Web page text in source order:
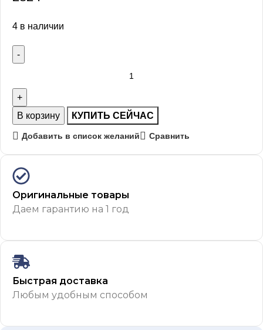
4 в наличии
В корзину КУПИТЬ СЕЙЧАС
Добавить в список желаний Сравнить
Оригинальные товары
Даем гарантию на 1 год
Быстрая доставка
Любым удобным способом